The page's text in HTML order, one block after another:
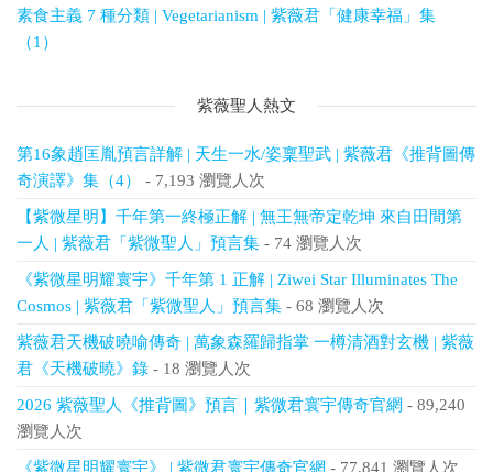
素食主義 7 種分類 | Vegetarianism | 紫薇君「健康幸福」集
（1）
紫薇聖人熱文
第16象趙匡胤預言詳解 | 天生一水/姿稟聖武 | 紫薇君《推背圖傳
奇演譯》集（4）
- 7,193 瀏覽人次
【紫微星明】千年第一終極正解 | 無王無帝定乾坤 來自田間第
一人 | 紫薇君「紫微聖人」預言集 - 74 瀏覽人次
《紫微星明耀寰宇》千年第 1 正解 | Ziwei Star Illuminates The
Cosmos | 紫薇君「紫微聖人」預言集 - 68 瀏覽人次
紫薇君天機破曉喻傳奇 | 萬象森羅歸指掌 一樽清酒對玄機 | 紫薇
君《天機破曉》錄 - 18 瀏覽人次
2026 紫薇聖人《推背圖》預言｜紫微君寰宇傳奇官網 - 89,240
瀏覽人次
《紫微星明耀寰宇》 | 紫微君寰宇傳奇官網 - 77,841 瀏覽人次